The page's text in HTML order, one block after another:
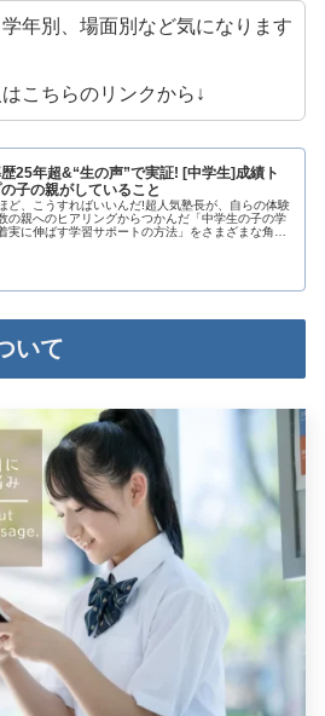
年別、場面別など気になります
こちらのリンクから↓
25年超&“生の声”で実証! [中学生]成績ト
の子の親がしていること
ど、こうすればいいんだ!超人気塾長が、自らの体験
の親へのヒアリングからつかんだ「中学生の子の学
実に伸ばす学習サポートの方法」をさまざまな角度
いて